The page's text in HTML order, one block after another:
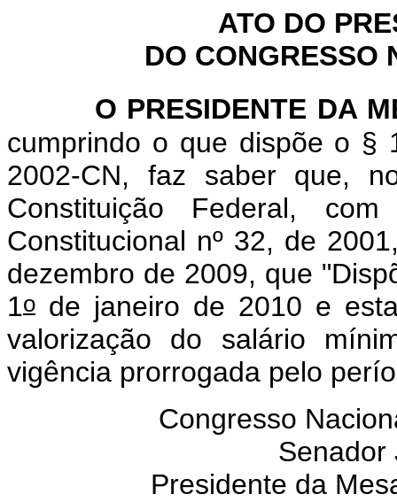
ATO DO
DO CONGRESSO
O PRESIDENTE DA
cumprindo o que dispõe o §
2002-CN, faz saber que,
Constituição Federal,
Constitucional nº 32, de
dezembro de 2009, que "
1o de janeiro de 2010 e
valorização do salário
vigência prorrogada pelo
Congresso
Senador
Presidente da